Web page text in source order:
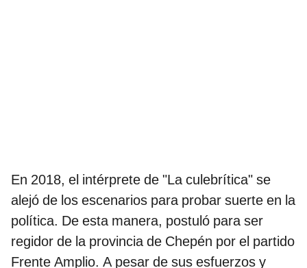
En 2018, el intérprete de "La culebrítica" se
alejó de los escenarios para probar suerte en la
política. De esta manera, postuló para ser
regidor de la provincia de Chepén por el partido
Frente Amplio. A pesar de sus esfuerzos y